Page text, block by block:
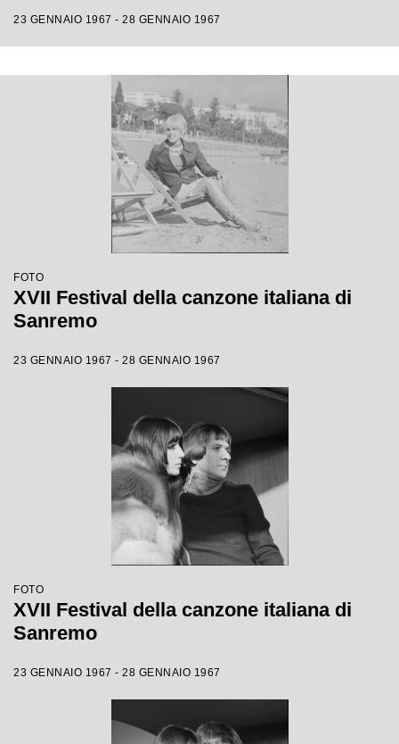
23 GENNAIO 1967 - 28 GENNAIO 1967
FOTO
XVII Festival della canzone italiana di
Sanremo
23 GENNAIO 1967 - 28 GENNAIO 1967
FOTO
XVII Festival della canzone italiana di
Sanremo
23 GENNAIO 1967 - 28 GENNAIO 1967